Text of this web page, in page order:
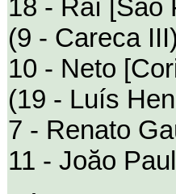
18 - Raí [Săo
(9 - Careca
10 - Neto
(19 - Luís
7 - Renato
11 - Joăo